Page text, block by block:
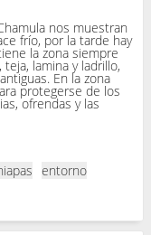
nos muestran
frío, por la tarde hay
la zona siempre
lamina y ladrillo,
En la zona
protegerse de los
ofrendas y las
entorno